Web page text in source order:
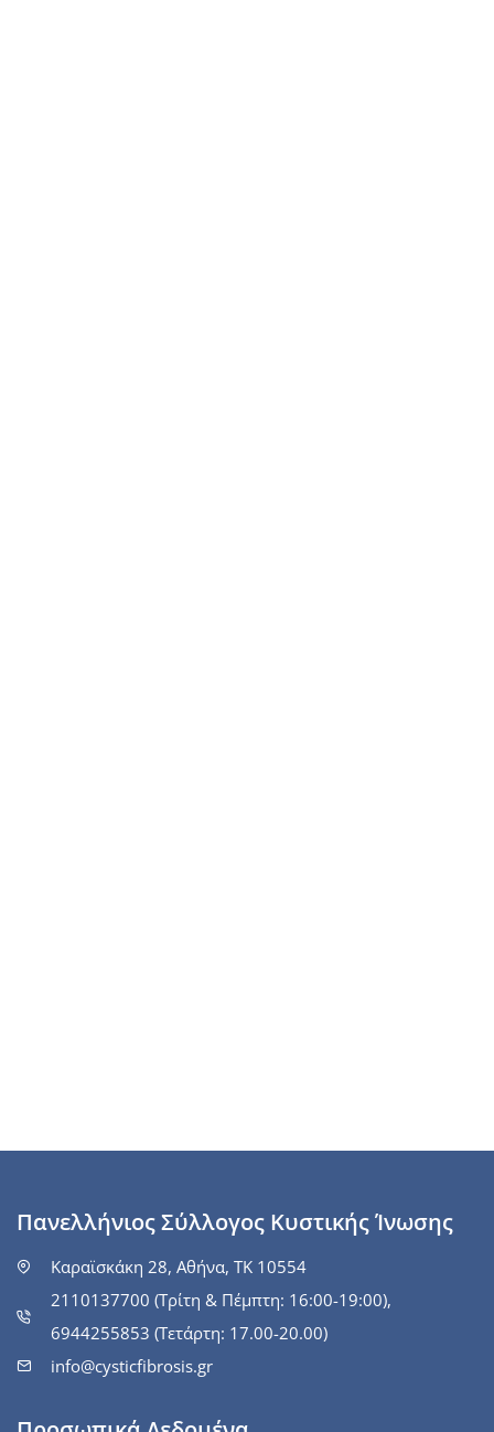
Πανελλήνιος Σύλλογος Κυστικής Ίνωσης
Καραϊσκάκη 28, Αθήνα, ΤΚ 10554
2110137700 (Τρίτη & Πέμπτη: 16:00-19:00),
6944255853 (Τετάρτη: 17.00-20.00)
info@cysticfibrosis.gr